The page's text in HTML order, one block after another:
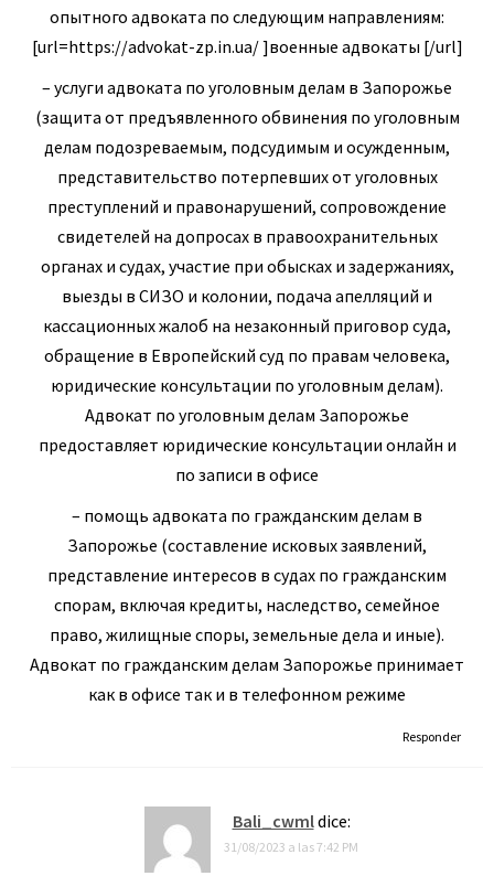
опытного адвоката по следующим направлениям:
[url=https://advokat-zp.in.ua/ ]военные адвокаты [/url]
– услуги адвоката по уголовным делам в Запорожье
(защита от предъявленного обвинения по уголовным
делам подозреваемым, подсудимым и осужденным,
представительство потерпевших от уголовных
преступлений и правонарушений, сопровождение
свидетелей на допросах в правоохранительных
органах и судах, участие при обысках и задержаниях,
выезды в СИЗО и колонии, подача апелляций и
кассационных жалоб на незаконный приговор суда,
обращение в Европейский суд по правам человека,
юридические консультации по уголовным делам).
Адвокат по уголовным делам Запорожье
предоставляет юридические консультации онлайн и
по записи в офисе
– помощь адвоката по гражданским делам в
Запорожье (составление исковых заявлений,
представление интересов в судах по гражданским
спорам, включая кредиты, наследство, семейное
право, жилищные споры, земельные дела и иные).
Адвокат по гражданским делам Запорожье принимает
как в офисе так и в телефонном режиме
Responder
Bali_cwmldice:
31/08/2023 a las 7:42 PM